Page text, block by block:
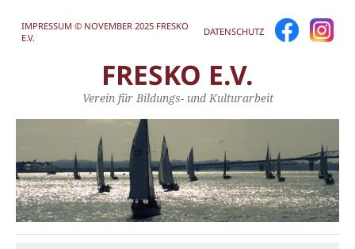
IMPRESSUM © NOVEMBER 2025 FRESKO
E.V.
DATENSCHUTZ
FRESKO E.V.
Verein für Bildungs- und Kulturarbeit